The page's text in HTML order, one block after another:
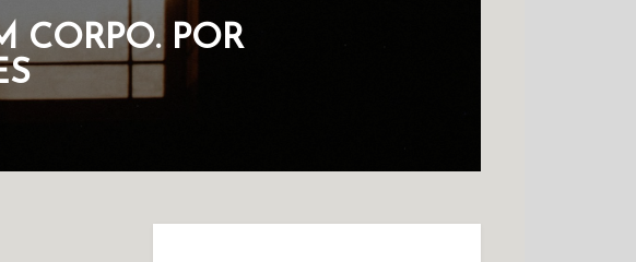
NO COLDRE
CHAVES